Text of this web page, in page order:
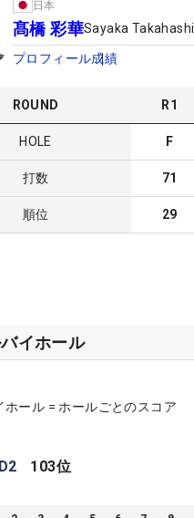
日本
髙橋 彩華Sayaka Takahashi
プロフィール成績
ROUND R1
HOLE F
打数 71
順位 29
イホール
ホール = ホールごとのスコア
2 103位